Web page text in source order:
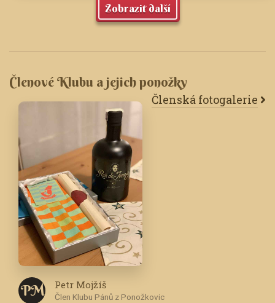
Zobrazit další
Členové Klubu a jejich ponožky
Členská fotogalerie
P M Petr Mojžíš
Člen Klubu Pánů z Ponožkovic